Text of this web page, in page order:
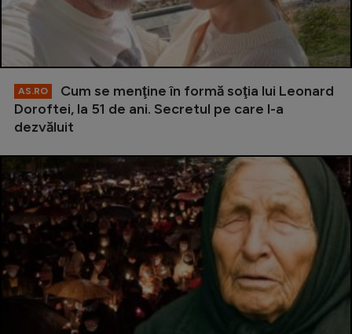
AS.RO
Cum se menţine în formă soţia lui Leonard
Doroftei, la 51 de ani. Secretul pe care l-a
dezvăluit